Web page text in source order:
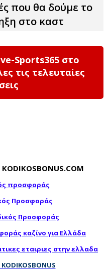
που θα δούμε το
στο καστ
Sports365 στο
τις τελευταίες
προσφοράς
Προσφοράς
Προσφοράς
καζίνο για Ελλάδα
εταιριες στην ελλαδα